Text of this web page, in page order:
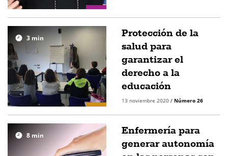
3min
Protección de la
salud para
garantizar el
derecho a la
educación
13 noviembre 2020 / Número 26
8min
Enfermería para
generar autonomía